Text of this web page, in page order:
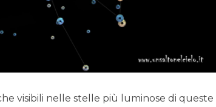
visibili nelle stelle più luminose di queste